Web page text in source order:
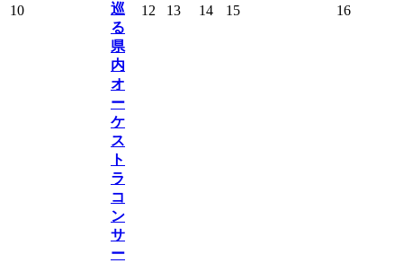
10
巡
る
県
内
オ
ー
ケ
ス
ト
ラ
コ
ン
サ
ー
12 13 14 15 16